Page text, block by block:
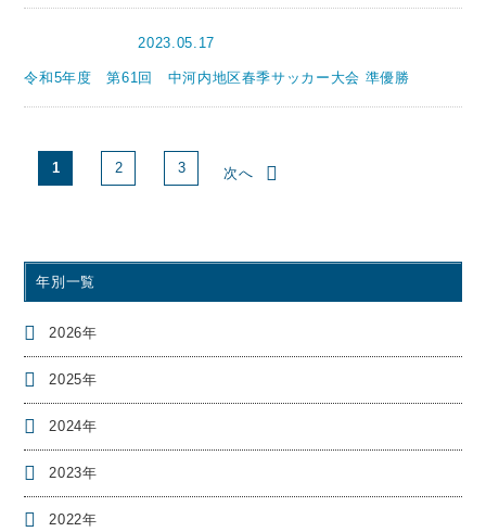
2023.05.17
令和5年度 第61回 中河内地区春季サッカー大会 準優勝
1 2 3 次へ
年別一覧
2026年
2025年
2024年
2023年
2022年